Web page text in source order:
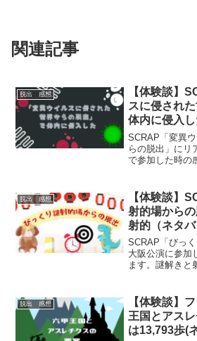
関連記事
脱出 感想
【体験談】
スに侵され
体内に侵入し
SCRAP「変異
らの脱出」にリ
で参加した時の
題に立ち向か
方にお勧めの記
脱出 感想
【体験談】
射的場から
射的（ネタバ
SCRAP「びっ
大阪公演に参加
ます。謎解きと
囲気を知りた
脱出 感想
【体験談】
王国とアス
は13,793歩(